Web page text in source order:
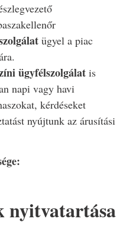
ügyel a piac
ügyfélszolgálat is
napi vagy havi
kérdéseket
nyújtunk az árusítási
nyitvatartása